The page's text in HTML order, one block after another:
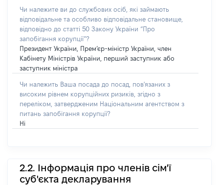
Чи належите ви до службових осіб, які займають
відповідальне та особливо відповідальне становище,
відповідно до статті 50 Закону України “Про
запобігання корупції”?
Президент України, Прем’єр-міністр України, член
Кабінету Міністрів України, перший заступник або
заступник міністра
Чи належить Ваша посада до посад, пов'язаних з
високим рівнем корупційних ризиків, згідно з
переліком, затвердженим Національним агентством з
питань запобігання корупції?
Ні
2.2. Інформація про членів сім'ї
суб'єкта декларування